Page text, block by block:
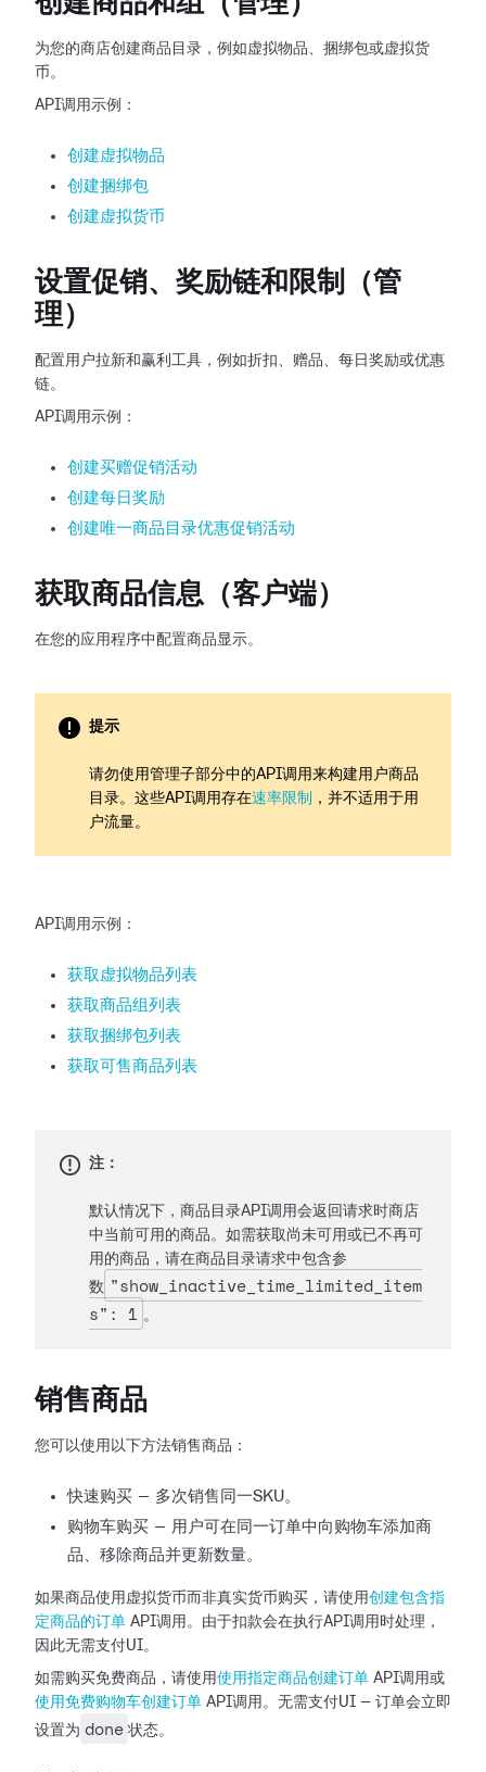
为您的商店创建商品目录，例如虚拟物品、捆绑包或虚拟货
币。
API调用示例：
创建虚拟物品
创建捆绑包
创建虚拟货币
设置促销、奖励链和限制（管
理）
配置用户拉新和赢利工具，例如折扣、赠品、每日奖励或优惠
链。
API调用示例：
创建买赠促销活动
创建每日奖励
创建唯一商品目录优惠促销活动
获取商品信息（客户端）
在您的应用程序中配置商品显示。
提示
请勿使用管理子部分中的API调用来构建用户商品
目录。这些API调用存在速率限制
，并不适用于用
户流量。
API调用示例：
获取虚拟物品列表
获取商品组列表
获取捆绑包列表
获取可售商品列表
注：
默认情况下，商品目录API调用会返回请求时商店
中当前可用的商品。如需获取尚未可用或已不再可
用的商品，请在商品目录请求中包含参
数 "show_inactive_time_limited_item
s": 1 。
销售商品
您可以使用以下方法销售商品：
快速购买 — 多次销售同一SKU。
购物车购买 — 用户可在同一订单中向购物车添加商
品、移除商品并更新数量。
如果商品使用虚拟货币而非真实货币购买，请使用创建包含指
定商品的订单 API调用。由于扣款会在执行API调用时处理，
因此无需支付UI。
如需购买免费商品，请使用使用指定商品创建订单 API调用或
使用免费购物车创建订单 API调用。无需支付UI — 订单会立即
设置为 done 状态。